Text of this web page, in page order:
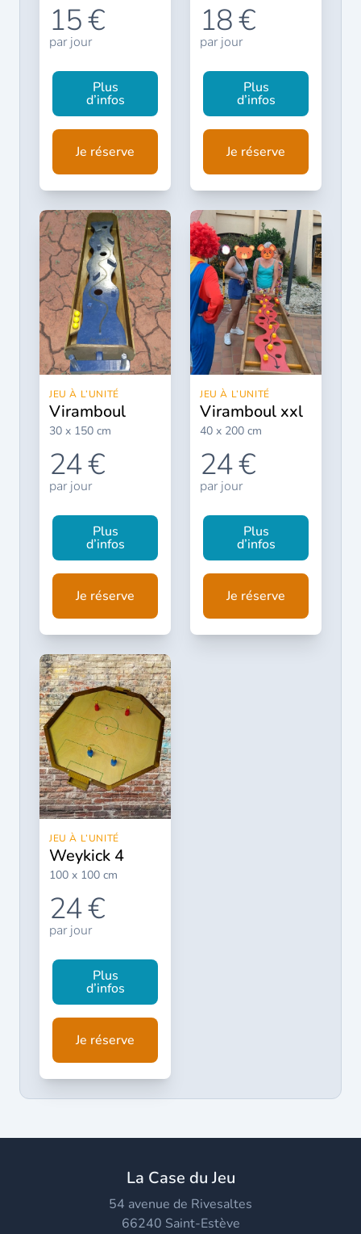
15 €
par jour
Plus
d’infos
Je réserve
18 €
par jour
Plus
d’infos
Je réserve
JEU À L’UNITÉ
viramboul
30 x 150 cm
24 €
par jour
Plus
d’infos
Je réserve
JEU À L’UNITÉ
viramboul xxl
40 x 200 cm
24 €
par jour
Plus
d’infos
Je réserve
JEU À L’UNITÉ
weykick 4
100 x 100 cm
24 €
par jour
Plus
d’infos
Je réserve
La Case du Jeu
54 avenue de Rivesaltes
66240 Saint-Estève